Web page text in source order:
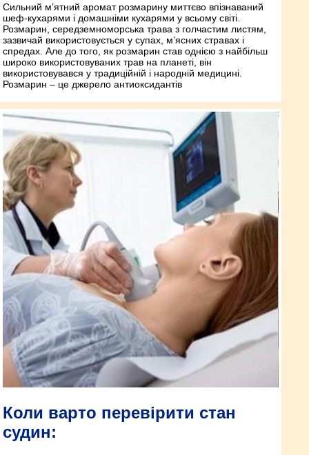
Сильний м’ятний аромат розмарину миттєво впізнаваний
шеф-кухарями і домашніми кухарями у всьому світі.
Розмарин, середземноморська трава з голчастим листям,
зазвичай використовується у супах, м’ясних стравах і
спредах. Але до того, як розмарин став однією з найбільш
широко використовуваних трав на планеті, він
використовувався у традиційній і народній медицині.
Розмарин – це джерело антиоксидантів
Коли варто перевірити стан
судин: